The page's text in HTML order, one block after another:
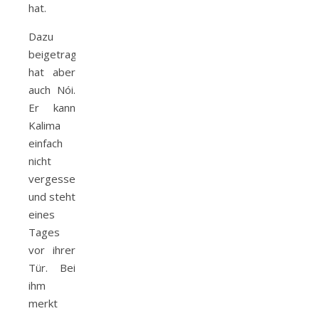
hat.
Dazu
beigetragen
hat aber
auch Nói.
Er kann
Kalima
einfach
nicht
vergessen
und steht
eines
Tages
vor ihrer
Tür. Bei
ihm
merkt